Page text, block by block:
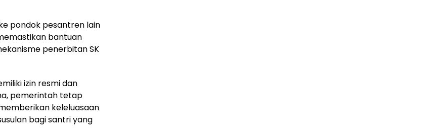
pondok pesantren lain
bantuan
penerbitan SK
izin resmi dan
pemerintah tetap
keleluasaan
bagi santri yang